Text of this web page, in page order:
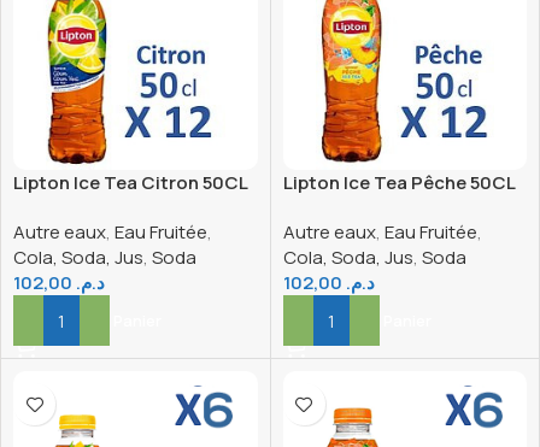
Lipton Ice Tea Citron 50CL
Autre eaux, Eau Fruitée,
Cola, Soda, Jus, Soda
د.م.
Ajouter Au Panier
Lipton Ice Tea Pêche 50CL
Autre eaux, Eau Fruitée,
Cola, Soda, Jus, Soda
د.م.
Ajouter Au Panier